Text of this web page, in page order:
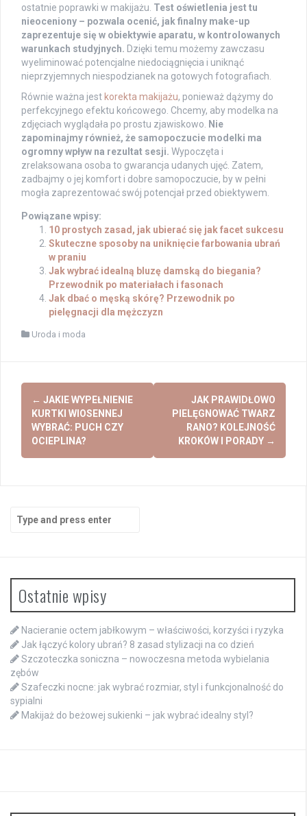
ostatnie poprawki w makijażu. Test oświetlenia jest tu
nieoceniony – pozwala ocenić, jak finalny make-up
zaprezentuje się w obiektywie aparatu, w kontrolowanych
warunkach studyjnych. Dzięki temu możemy zawczasu
wyeliminować potencjalne niedociągnięcia i uniknąć
nieprzyjemnych niespodzianek na gotowych fotografiach.
Równie ważna jest korekta makijażu, ponieważ dążymy do
perfekcyjnego efektu końcowego. Chcemy, aby modelka na
zdjęciach wyglądała po prostu zjawiskowo.
Nie
zapominajmy również, że samopoczucie modelki ma
ogromny wpływ na rezultat sesji. Wypoczęta i
zrelaksowana osoba to gwarancja udanych ujęć. Zatem,
zadbajmy o jej komfort i dobre samopoczucie, by w pełni
mogła zaprezentować swój potencjał przed obiektywem.
Powiązane wpisy:
10 prostych zasad, jak ubierać się jak facet sukcesu
Skuteczne sposoby na uniknięcie farbowania ubrań
w praniu
Jak wybrać idealną bluzę damską do biegania?
Przewodnik po materiałach i fasonach
Jak dbać o męską skórę? Przewodnik po
pielęgnacji dla mężczyzn
Uroda i moda
Post
navigation
← JAKIE WYPEŁNIENIE
KURTKI WIOSENNEJ
WYBRAĆ: PUCH CZY
OCIEPLINA?
JAK PRAWIDŁOWO
PIELĘGNOWAĆ TWARZ
RANO? KOLEJNOŚĆ
KROKÓW I PORADY →
for:
Ostatnie wpisy
Nacieranie octem jabłkowym – właściwości, korzyści i ryzyka
Jak łączyć kolory ubrań? 8 zasad stylizacji na co dzień
Szczoteczka soniczna – nowoczesna metoda wybielania
zębów
Szafeczki nocne: jak wybrać rozmiar, styl i funkcjonalność do
sypialni
Makijaż do beżowej sukienki – jak wybrać idealny styl?